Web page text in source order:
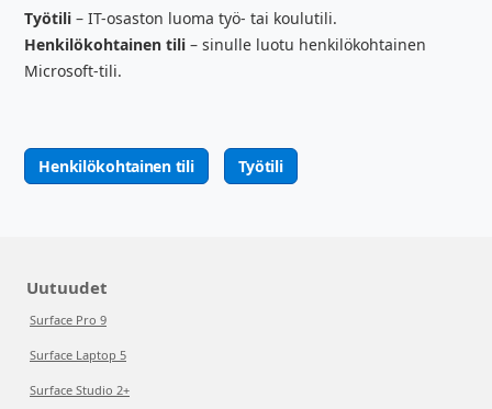
Työtili – IT-osaston luoma työ- tai koulutili.
Henkilökohtainen tili – sinulle luotu henkilökohtainen
Microsoft-tili.
Henkilökohtainen tili Työtili
Uutuudet
Surface Pro 9
Surface Laptop 5
Surface Studio 2+